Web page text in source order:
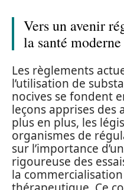
Vers un avenir
la santé moderne
Les règlements
l’utilisation de
nocives se fondent
leçons apprises des
plus en plus, les
organismes de
sur l’importance
rigoureuse des
la